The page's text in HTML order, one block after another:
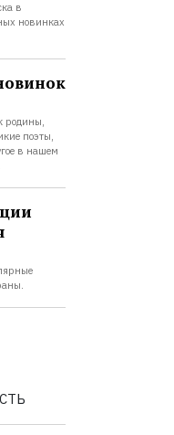
в
новинках
родины,
поэты,
в нашем